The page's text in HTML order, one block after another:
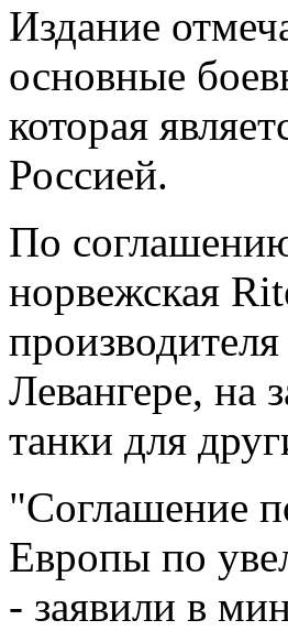
Издание
основные
которая
Россией.
По
норвежская
Левангере, на
танки для
"Соглашение
Европы по
- заявили в